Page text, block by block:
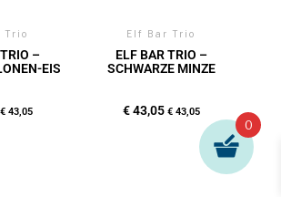
Trio
–
EIS
€43,05
Elf Bar Trio
ELF BAR TRIO –
SCHWARZE MINZE
€43,05 €43,05
0